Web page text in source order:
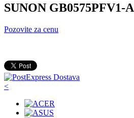
SUNON GB0575PFV1-A
Pozovite za cenu
<